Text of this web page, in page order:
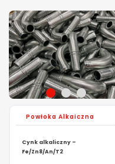
Powłoka Alkaiczna
Cynk alkaliczny –
Fe/Zn8/An/T2